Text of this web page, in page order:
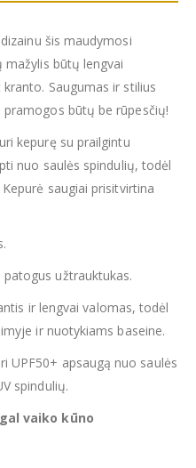
šis maudymosi
būtų lengvai
Saugumas ir stilius
būtų be rūpesčių!
kepurę su prailgintu
nuo saulės spindulių, todėl
saugiai prisitvirtina
užtrauktukas.
ir lengvai valomas, todėl
ir nuotykiams baseine.
UPF50+ apsaugą nuo saulės
spindulių.
vaiko kūno